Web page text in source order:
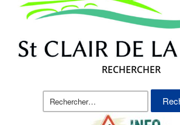
RECHERCHER
Rechercher :